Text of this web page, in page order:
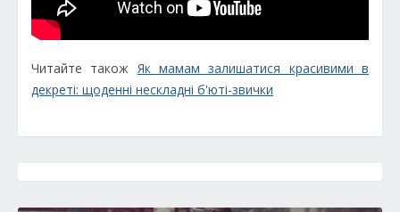
Читайте також Як мамам залишатися красивими в
декреті: щоденні нескладні б'юті-звички